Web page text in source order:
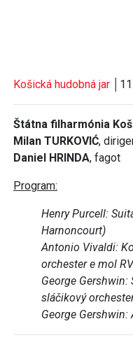
Košická hudobná jar
Štátna filharmónia
Milan TURKOVIĆ,
Daniel HRINDA, fagot
Program:
Henry Purcell:
Harnoncourt)
Antonio Vivaldi:
orchester e mol
George Gershwin:
sláčikový
George